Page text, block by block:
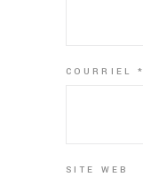
COURRIEL *
SITE WEB